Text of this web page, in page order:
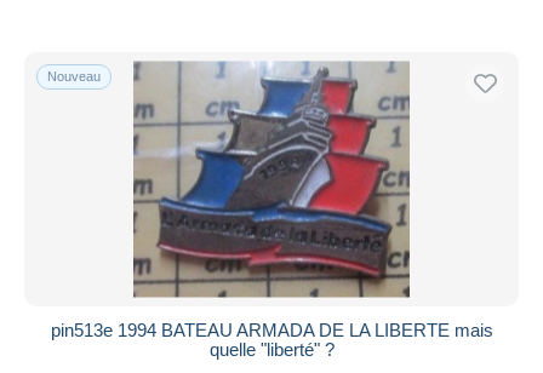
Nouveau
pin513e 1994 BATEAU ARMADA DE LA LIBERTE mais
quelle "liberté" ?